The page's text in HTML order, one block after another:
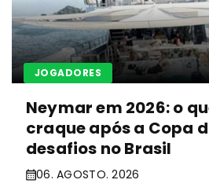
JOGADORES
Neymar em 2026: o
craque após a Copa
desafios no Brasil
06. AGOSTO. 2026